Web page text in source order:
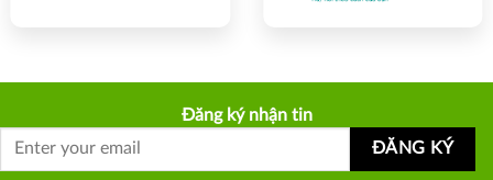
Đăng ký nhận tin